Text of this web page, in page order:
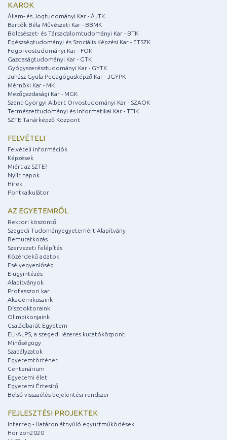
KAROK
Állam- és Jogtudományi Kar - ÁJTK
Bartók Béla Művészeti Kar - BBMK
Bölcsészet- és Társadalomtudományi Kar - BTK
Egészségtudományi és Szociális Képzési Kar - ETSZK
Fogorvostudományi Kar - FOK
Gazdaságtudományi Kar - GTK
Gyógyszerésztudományi Kar - GYTK
Juhász Gyula Pedagógusképző Kar - JGYPK
Mérnöki Kar - MK
Mezőgazdasági Kar - MGK
Szent-Györgyi Albert Orvostudományi Kar - SZAOK
Természettudományi és Informatikai Kar - TTIK
SZTE Tanárképző Központ
FELVÉTELI
Felvételi információk
Képzések
Miért az SZTE?
Nyílt napok
Hírek
Pontkalkulátor
AZ EGYETEMRŐL
Rektori köszöntő
Szegedi Tudományegyetemért Alapítvány
Bemutatkozás
Szervezeti felépítés
Közérdekű adatok
Esélyegyenlőség
E-ügyintézés
Alapítványok
Professzori kar
Akadémikusaink
Díszdoktoraink
Olimpikonjaink
Családbarát Egyetem
ELI-ALPS, a szegedi lézeres kutatóközpont
Minőségügy
Szabályzatok
Egyetemtörténet
Centenárium
Egyetemi élet
Egyetemi Értesítő
Belső visszaélés-bejelentési rendszer
FEJLESZTÉSI PROJEKTEK
Interreg - Határon átnyúló együttműködések
Horizon2020